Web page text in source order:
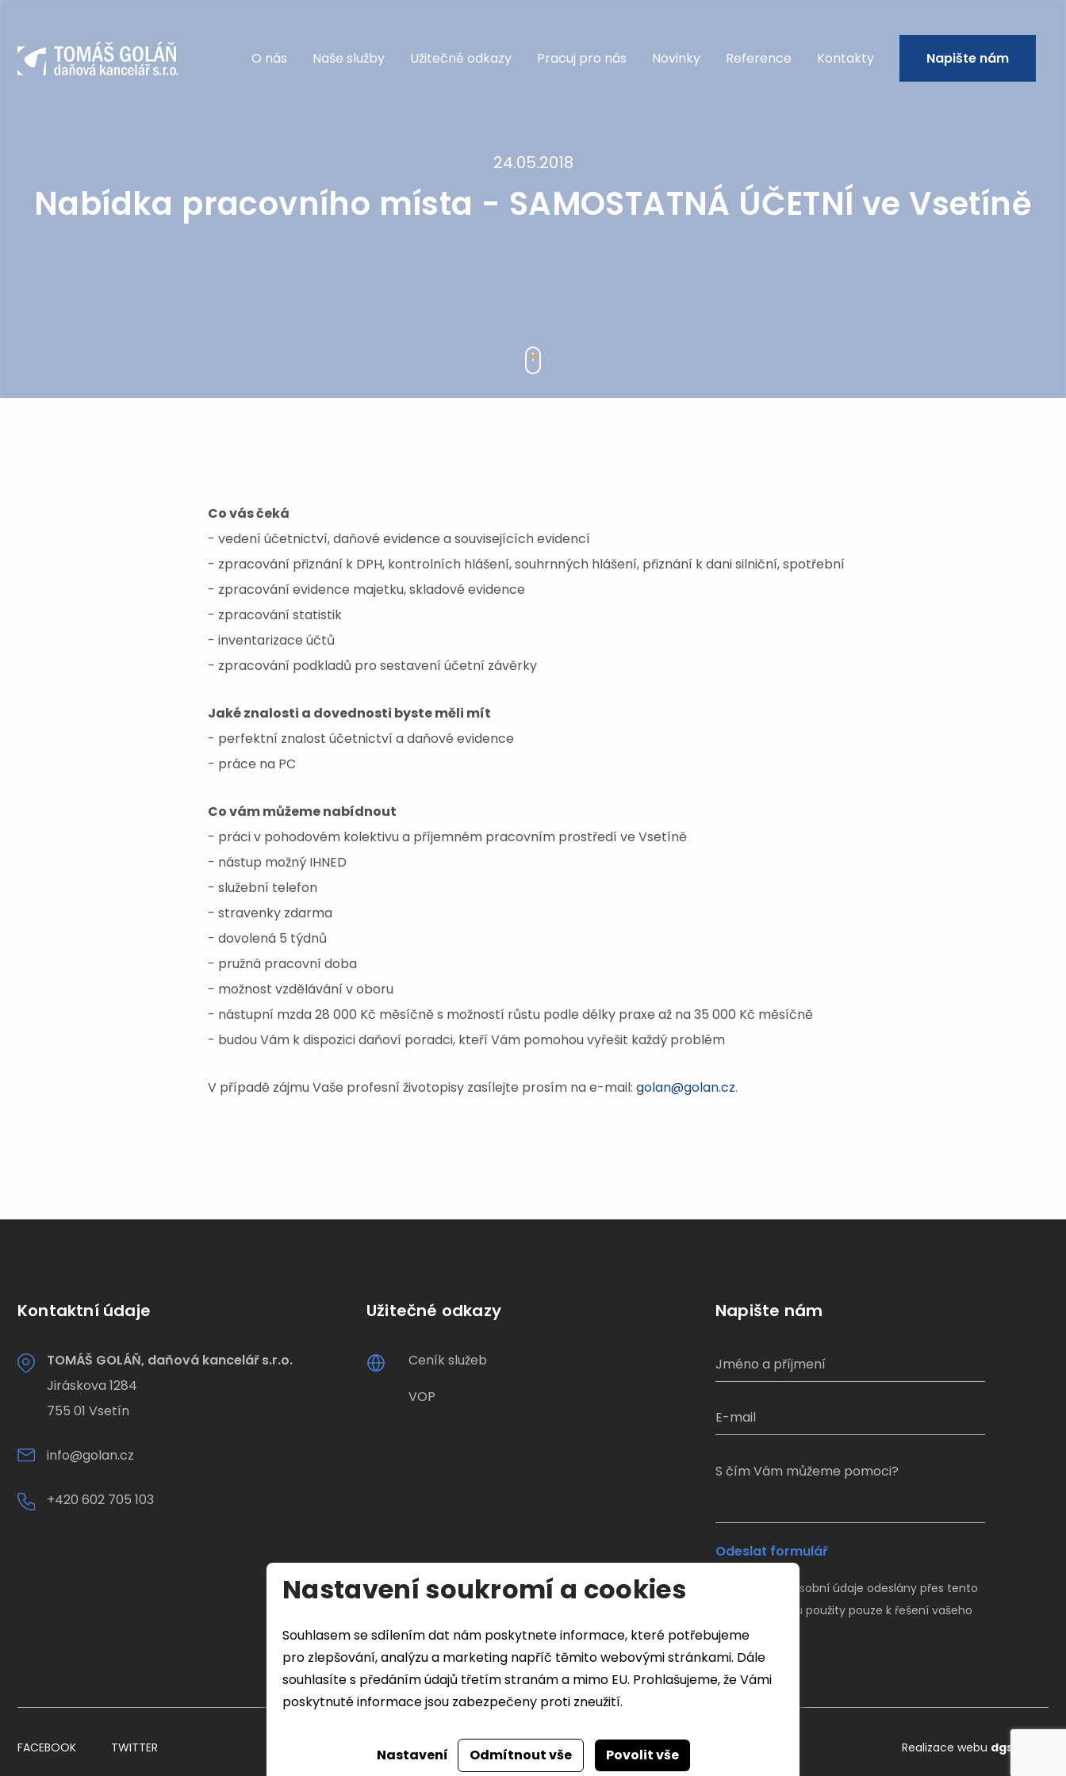
O nás Naše služby Užitečné odkazy Pracuj pro nás Novinky Reference Kontakty Napište nám
24.05.2018
Nabídka pracovního místa - SAMOSTATNÁ ÚČETNÍ ve Vsetíně
Co vás čeká
- vedení účetnictví, daňové evidence a souvisejících evidencí
- zpracování přiznání k DPH, kontrolních hlášení, souhrnných hlášení, přiznání k dani silniční, spotřební
- zpracování evidence majetku, skladové evidence
- zpracování statistik
- inventarizace účtů
- zpracování podkladů pro sestavení účetní závěrky
Jaké znalosti a dovednosti byste měli mít
- perfektní znalost účetnictví a daňové evidence
- práce na PC
Co vám můžeme nabídnout
- práci v pohodovém kolektivu a příjemném pracovním prostředí ve Vsetíně
- nástup možný IHNED
- služební telefon
- stravenky zdarma
- dovolená 5 týdnů
- pružná pracovní doba
- možnost vzdělávání v oboru
- nástupní mzda 28 000 Kč měsíčně s možností růstu podle délky praxe až na 35 000 Kč měsíčně
- budou Vám k dispozici daňoví poradci, kteří Vám pomohou vyřešit každý problém
V případě zájmu Vaše profesní životopisy zasílejte prosím na e-mail: golan@golan.cz.
Kontaktní údaje
TOMÁŠ GOLÁŇ, daňová kancelář s.r.o.
Jiráskova 1284
755 01 Vsetín
info@golan.cz
+420 602 705 103
Užitečné odkazy
Ceník služeb
VOP
Napište nám
S čím Vám můžeme pomoci?
Odeslat formulář
Veškeré Vaše osobní údaje odeslány přes tento
formulář budou použity pouze k řešení vašeho
dotazu.
FACEBOOK TWITTER Realizace webu dgstudio.
Nastavení soukromí a cookies
Souhlasem se sdílením dat nám poskytnete informace, které potřebujeme
pro zlepšování, analýzu a marketing napříč těmito webovými stránkami. Dále
souhlasíte s předáním údajů třetím stranám a mimo EU. Prohlašujeme, že Vámi
poskytnuté informace jsou zabezpečeny proti zneužití.
Nastavení Odmítnout vše Povolit vše